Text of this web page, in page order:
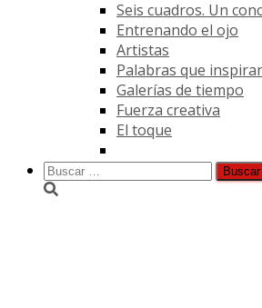
Seis cuadros. Un
Entrenando el ojo
Artistas
Palabras que
Galerías de tiempo
Fuerza creativa
El toque
Buscar: